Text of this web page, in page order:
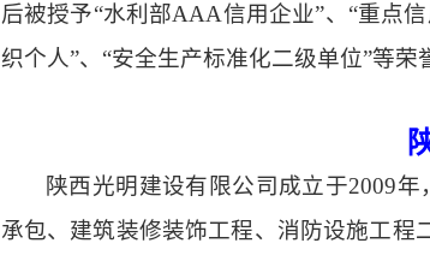
后被授予“水利部AAA信用企业”、“重点
织个人”、“安全生产标准化二级单位”等荣
陕西光明建设有限公司成立于2009年
承包、建筑装修装饰工程、消防设施工